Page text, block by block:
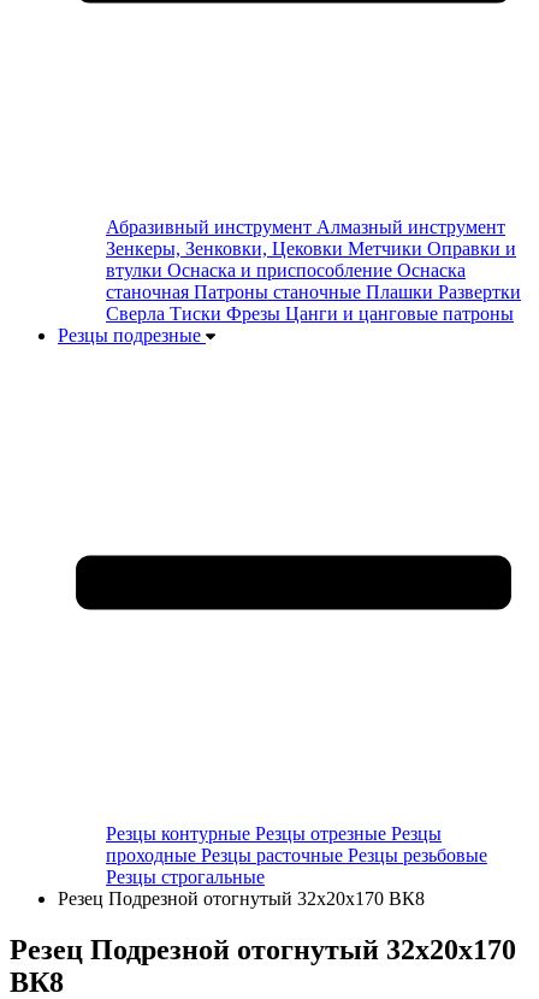
Абразивный инструмент Алмазный инструмент
Зенкеры, Зенковки, Цековки Метчики Оправки и
втулки Оснаска и приспособление Оснаска
станочная Патроны станочные Плашки Развертки
Сверла Тиски Фрезы Цанги и цанговые патроны
Резцы подрезные
Резцы контурные Резцы отрезные Резцы
проходные Резцы расточные Резцы резьбовые
Резцы строгальные
Резец Подрезной отогнутый 32х20х170 ВК8
Резец Подрезной отогнутый 32х20х170
ВК8